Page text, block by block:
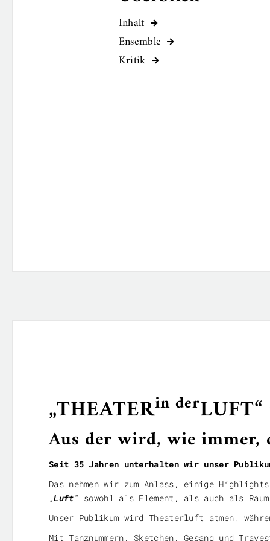
Inhalt 
Ensemble 
Kritik 
„THEATERin der
Aus der wird, wie immer,
Seit 35 Jahren unterhalten wir unser
Das nehmen wir zum Anlass, einige
„Luft“ sowohl als Element, als auch als Raum
Unser Publikum wird Theaterluft atmen,
Mit Tanznummern, Sketchen, Gesang und